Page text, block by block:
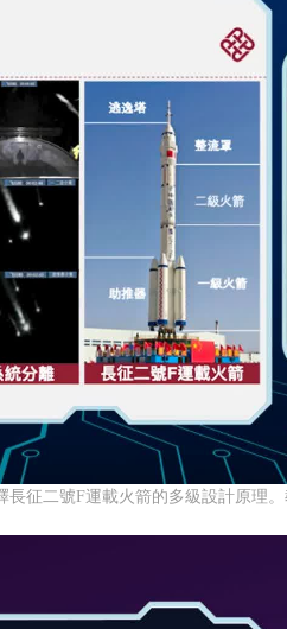
征二號F運載火箭的多級設計原理